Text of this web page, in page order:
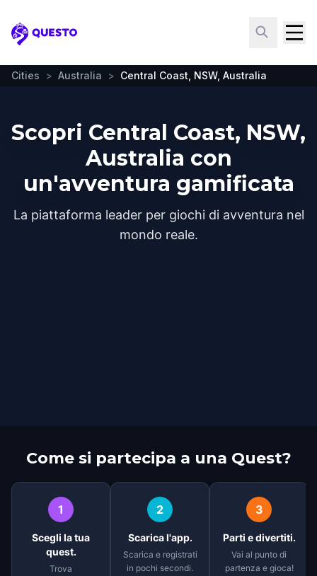
Questo
Cities > Australia > Central Coast, NSW, Australia
Scopri Central Coast, NSW,
Australia con
un'avventura gamificata
La piattaforma leader per giochi di avventura nel
mondo reale.
Come si partecipa a una Quest?
1
Scegli la tua
quest.
Trova
2
Scarica l'app.
Scarica e registrati
in pochi secondi.
3
Parti e divertiti.
Vai al punto di
partenza e gioca!